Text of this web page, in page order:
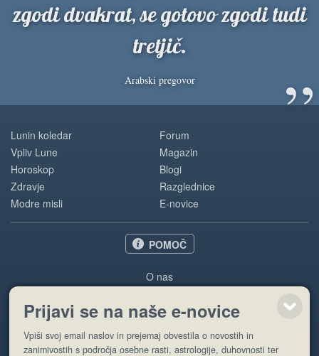
zgodi dvakrat, se gotovo zgodi tudi
tretjič.
Arabski pregovor ”
Lunin koledar
Vpliv Lune
Horoskop
Zdravje
Modre misli
Forum
Magazin
Blogi
Razglednice
E-novice
POMOČ
O nas
Pogoji uporabe
Pošlji stran
Prijavi se na naše e-novice
Vpiši svoj email naslov in prejemaj obvestila o novostih in
zanimivostih s področja osebne rasti, astrologije, duhovnosti ter